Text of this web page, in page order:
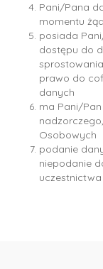
Pani/Pana
momentu
posiada
dostępu do
prawo do
danych
ma Pani/
Osobowych
podanie
niepodanie